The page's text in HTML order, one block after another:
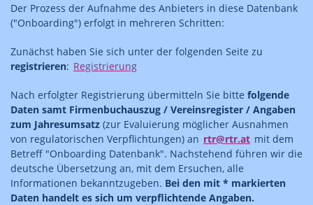
Der Prozess der Aufnahme des Anbieters in diese Datenbank
("Onboarding") erfolgt in mehreren Schritten:
Zunächst haben Sie sich unter der folgenden Seite zu
registrieren: Registrierung
Nach erfolgter Registrierung übermitteln Sie bitte folgende
Daten samt Firmenbuchauszug / Vereinsregister / Angaben
zum Jahresumsatz (zur Evaluierung möglicher Ausnahmen
von regulatorischen Verpflichtungen) an rtr@rtr.at mit dem
Betreff "Onboarding Datenbank". Nachstehend führen wir die
deutsche Übersetzung an, mit dem Ersuchen, alle
Informationen bekanntzugeben. Bei den mit * markierten
Daten handelt es sich um verpflichtende Angaben.